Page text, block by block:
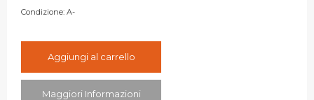
Condizione: A-
Aggiungi al carrello
Maggiori Informazioni